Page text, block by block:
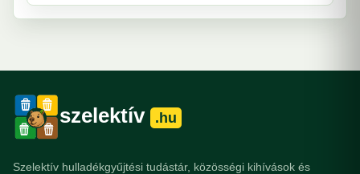
szelektív .hu
Szelektív hulladékgyűjtési tudástár, közösségi kihívások és